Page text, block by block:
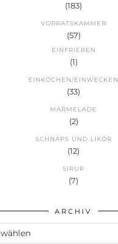
(183)
VORRATSKAMMER
(57)
EINFRIEREN
(1)
EINKOCHEN/EINWECKEN
(33)
MARMELADE
(2)
SCHNAPS UND LIKÖR
(12)
SIRUP
(7)
ARCHIV